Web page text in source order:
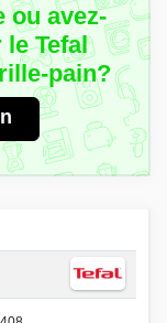
ou avez-
Tefal
pain?